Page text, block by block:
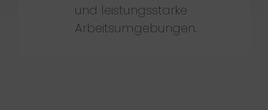
und leistungsstarke
Arbeitsumgebungen.